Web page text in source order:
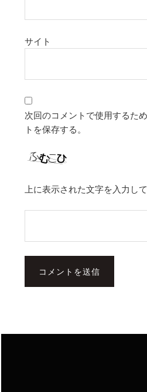
サイト
次回のコメントで使用するた
トを保存する。
上に表示された文字を入力して